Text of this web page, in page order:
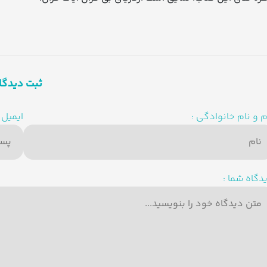
ثبت
و نام خانوادگی :
شما :